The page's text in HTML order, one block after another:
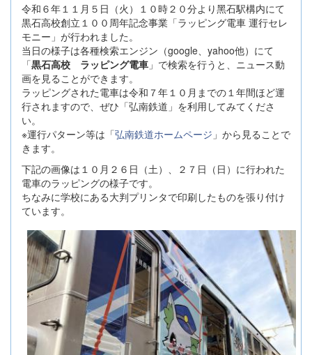
令和６年１１⽉５⽇（⽕）１０時２０分より⿊⽯駅構内にて
黒石高校創⽴１００周年記念事業「ラッピング電⾞ 運⾏セレ
モニー」が行われました。
当日の様子は各種検索エンジン（google、yahoo他）にて
「黒石高校 ラッピング電車 」で検索を行うと、ニュース動
画を見ることができます。
ラッピングされた電車は令和７年１０月までの１年間ほど運
行されますので、ぜひ「弘南鉄道」を利用してみてくださ
い。
※運行パターン等は「弘南鉄道ホームページ 」から見ることで
きます。
下記の画像は１０月２６日（土）、２７日（日）に行われた
電車のラッピングの様子です。
ちなみに学校にある大判プリンタで印刷したものを張り付け
ています。